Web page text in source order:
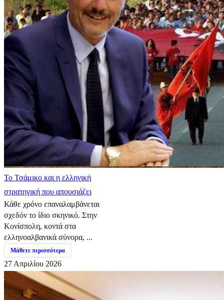
​Το Τσάμικο και η ελληνική
στρατηγική που απουσιάζει
Κάθε χρόνο επαναλαμβάνεται
σχεδόν το ίδιο σκηνικό. Στην
Κονίσπολη, κοντά στα
ελληνοαλβανικά σύνορα, ...
Μάθετε περισσότερα
27 Απριλίου 2026